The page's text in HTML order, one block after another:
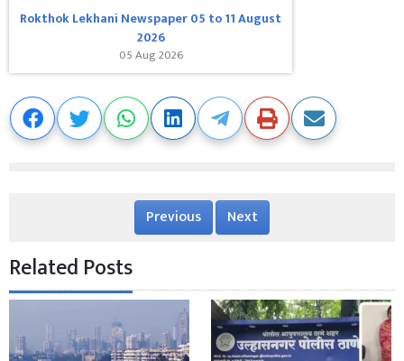
Rokthok Lekhani Newspaper 05 to 11 August
2026
05 Aug 2026
Previous Next
Related Posts